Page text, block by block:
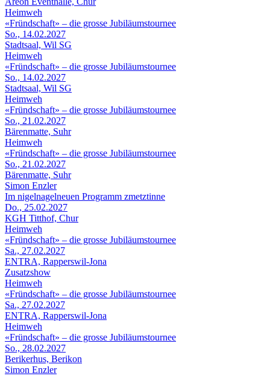
Heimweh
«Fründschaft» – die grosse Jubiläumstournee
So., 14.02.2027
Stadtsaal, Wil SG
Heimweh
«Fründschaft» – die grosse Jubiläumstournee
So., 14.02.2027
Stadtsaal, Wil SG
Heimweh
«Fründschaft» – die grosse Jubiläumstournee
So., 21.02.2027
Bärenmatte, Suhr
Heimweh
«Fründschaft» – die grosse Jubiläumstournee
So., 21.02.2027
Bärenmatte, Suhr
Simon Enzler
Im nigelnagelneuen Programm zmetztinne
Do., 25.02.2027
KGH Titthof, Chur
Heimweh
«Fründschaft» – die grosse Jubiläumstournee
Sa., 27.02.2027
ENTRA, Rapperswil-Jona
Zusatzshow
Heimweh
«Fründschaft» – die grosse Jubiläumstournee
Sa., 27.02.2027
ENTRA, Rapperswil-Jona
Heimweh
«Fründschaft» – die grosse Jubiläumstournee
So., 28.02.2027
Berikerhus, Berikon
Simon Enzler